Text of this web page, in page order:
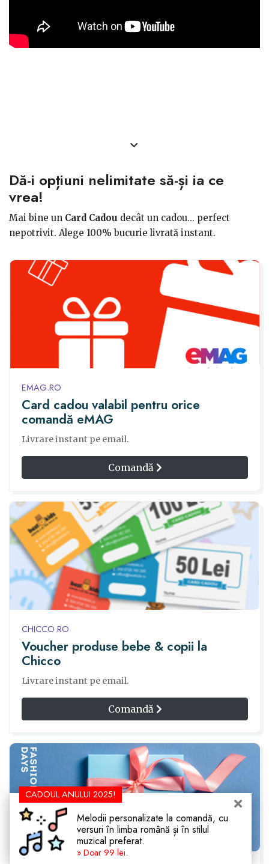
Dă-i opțiuni nelimitate să-și ia ce
vrea!
Mai bine un Card Cadou decât un cadou... perfect
nepotrivit. Alege 100% bucurie livrată instant.
EMAG.RO
Card cadou valabil pentru orice
comandă eMAG
Livrare instant pe email.
Comandă
CHICCO.RO
Voucher produse bebe & copii la
Chicco
Livrare instant pe email.
Comandă
CADOUL ANULUI 2025!
Melodii personalizate la comandă, cu
versuri în limba română și în stilul
muzical preferat.
» Doar 99 lei.